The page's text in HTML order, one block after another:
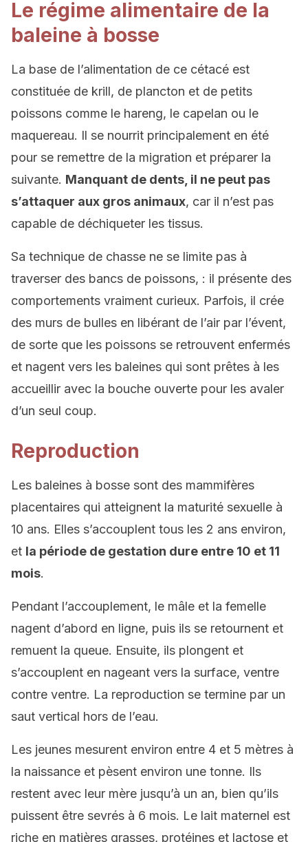
Le régime alimentaire de la
baleine à bosse
La base de l’alimentation de ce cétacé est
constituée de krill, de plancton et de petits
poissons comme le hareng, le capelan ou le
maquereau. Il se nourrit principalement en été
pour se remettre de la migration et préparer la
suivante. Manquant de dents, il ne peut pas
s’attaquer aux gros animaux, car il n’est pas
capable de déchiqueter les tissus.
Sa technique de chasse ne se limite pas à
traverser des bancs de poissons, : il présente des
comportements vraiment curieux. Parfois, il crée
des murs de bulles en libérant de l’air par l’évent,
de sorte que les poissons se retrouvent enfermés
et nagent vers les baleines qui sont prêtes à les
accueillir avec la bouche ouverte pour les avaler
d’un seul coup.
Reproduction
Les baleines à bosse sont des mammifères
placentaires qui atteignent la maturité sexuelle à
10 ans. Elles s’accouplent tous les 2 ans environ,
et la période de gestation dure entre 10 et 11
mois.
Pendant l’accouplement, le mâle et la femelle
nagent d’abord en ligne, puis ils se retournent et
remuent la queue. Ensuite, ils plongent et
s’accouplent en nageant vers la surface, ventre
contre ventre. La reproduction se termine par un
saut vertical hors de l’eau.
Les jeunes mesurent environ entre 4 et 5 mètres à
la naissance et pèsent environ une tonne. Ils
restent avec leur mère jusqu’à un an, bien qu’ils
puissent être sevrés à 6 mois. Le lait maternel est
riche en matières grasses, protéines et lactose et